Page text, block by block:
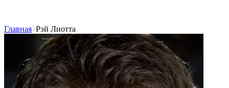
Главная Рэй Лиотта